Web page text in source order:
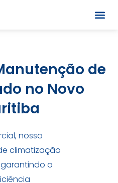
de
no Novo
nossa
climatização
o